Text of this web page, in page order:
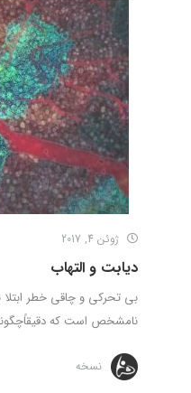
ژوئن 4, 2017
دیابت و التهاب
بی تحرکی و چاقی خطر ابتلا
نامشخص است که
نسخه